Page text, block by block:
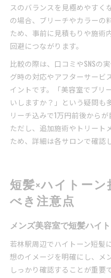
スのバランスを見極めやすく
の場合、ブリーチやカラーの
ため、事前に見積もりや施術
回避につながります。
比較の際は、口コミやSNSの
グ時の対応やアフターサービ
イントです。「美容室でブリ
いしますか？」という疑問も
リーチ込みで1万円前後から
ただし、追加施術やトリート
ため、詳細は各サロンで確認
短髪×ハイトー
べき注意点
メンズ美容室で短髪ハイ
若林駅周辺でハイトーン短髪
想のイメージを明確にし、メ
しっかり確認することが重要